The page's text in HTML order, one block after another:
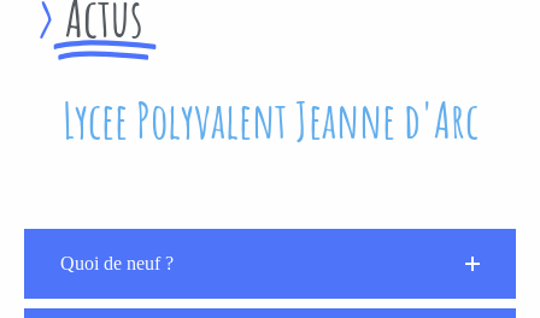
> Actus
Lycee Polyvalent Jeanne d'Arc
Quoi de neuf ?